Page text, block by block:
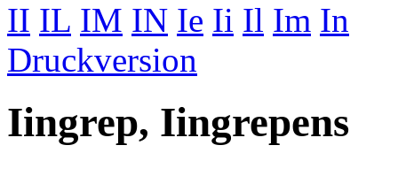
II IL IM IN Ie Ii Il Im In
Druckversion
Iingrep, Iingrepens